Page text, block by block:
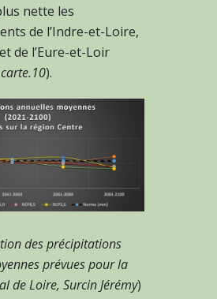
nette les
de l’Indre-et-Loire,
de l’Eure-et-Loir
).
des précipitations
prévues pour la
de Loire, Surcin Jérémy)